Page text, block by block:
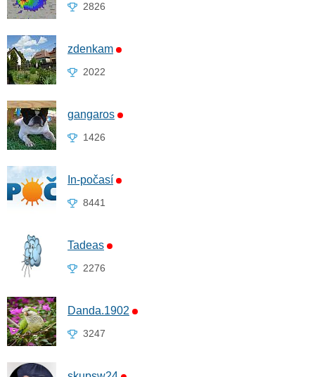
2826
zdenkam
2022
gangaros
1426
In-počasí
8441
Tadeas
2276
Danda.1902
3247